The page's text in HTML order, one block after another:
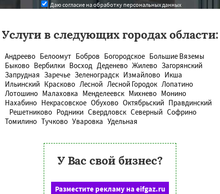
Даю согласие на обработку персональных данных
Услуги в следующих городах области:
Андреево Белоомут Бобров Богородское Большие Вяземы
Быково Вербилки Восход Деденево Жилево Загорянский
Запрудная Заречье Зеленоградск Измайлово Икша
Ильинский Красково Лесной Лесной Городок Лопатино
Лотошино Малаховка Менделеевск Михнево Монино
Нахабино Некрасовское Обухово Октябрьский Правдинский
Решетниково Родники Свердловск Северный Софрино
Томилино Тучково Уваровка Удельная
У Вас свой бизнес?
Разместите рекламу на eifgaz.ru